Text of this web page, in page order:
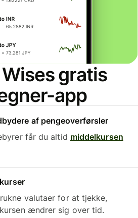
gratis
app
af pengeoverførsler
får du altid middelkursen
valutaer for at tjekke,
ændrer sig over tid.